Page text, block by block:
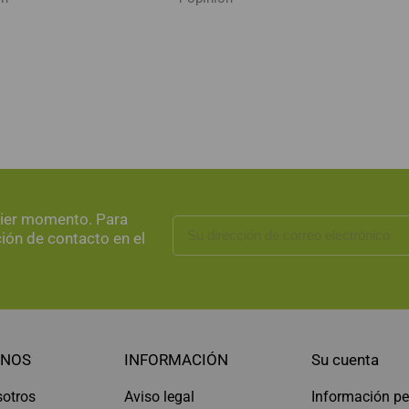
momento. Para
de contacto en el
INFORMACIÓN
Aviso legal
Su cuenta
Información